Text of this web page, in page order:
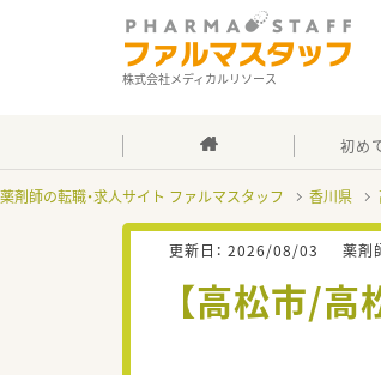
株式会社メディカルリソース
初め
薬剤師の転職・求人サイト ファルマスタッフ 香川県
更新日： 2026/08/03 薬剤
【高松市/